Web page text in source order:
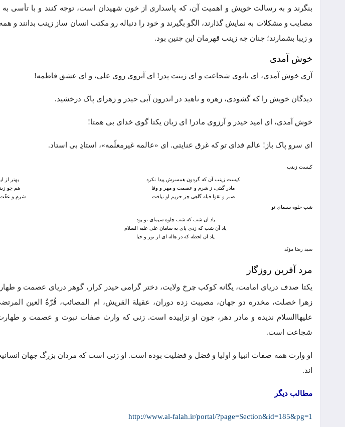
بنگرند و به رسالت خویش و اهمیت آن، که پاسداری از خون شهیدان است، توجه کنند و با تأسی به
مصایب و مشکلات به نمایش گذارند، الگو بگیرند و خود را دنباله رو مکتب انسان ساز زینب بدانند و
و زیبا بشمارند؛ چنان چه زینب قهرمان این چنین بود.
خوش آمدی
آری خوش آمدی، ای بانوی شجاعت و ای زینت پدر! ای آبروی روی علی، و ای عشق فاطمه!
دیدگان خویش را که گشودی، زهره و ناهید در اندرون آبی حیدر و زهرای پاک درخشید.
خوش آمدی، ای امید حیدر و آرزوی مادر! ای زبان یکتا گوی خدای بی همتا!
ای سرو پاک باز! عالم فدای تو که غرق عنایتی. ای «عالمه غیرمعلّمه»، استادِ بی استاد.
کیست زینب
کیست زینب آن که گردون همسرش پیدا نکرد
بهتر از
مادر گیتی، ز شرم و عصمت و مهر و وفا
هم چو
صبر و تقوا قبله گاهی جز حریم او نیافت
شرم و عفّت
شب جلوه سیمای تو
یاد آن شب که شب جلوه سیمای تو بود
یاد آن شب که زدی پای به سامان علی علیه السلام
یاد آن لحظه که در هاله ای از نور و حیا
سید رضا مؤیّد
مرد آفرین روزگار
یکتا صدف دریای امامت، یگانه کوکب چرخ ولایت، دختر گرامی حیدر کرار، گوهر دریای عصمت و
زهرا خصلت، مخدره دو جهان، مصیبت زده دوران، عقیلة القریش، ام المصائب، قُرّةُ العین
علیهاالسلام ندیده و مادر دهر، چون او نزاییده است. زنی که وارث صفات نبوت و عصمت و
شجاعت است.
او وارث همه صفات انبیا و اولیا و فضل و فضلیت بوده است. او زنی است که مردان بزرگ جهان
اند.
مطالب دیگر
http://www.al-falah.ir/portal/?page=Section&id=185&pg=1